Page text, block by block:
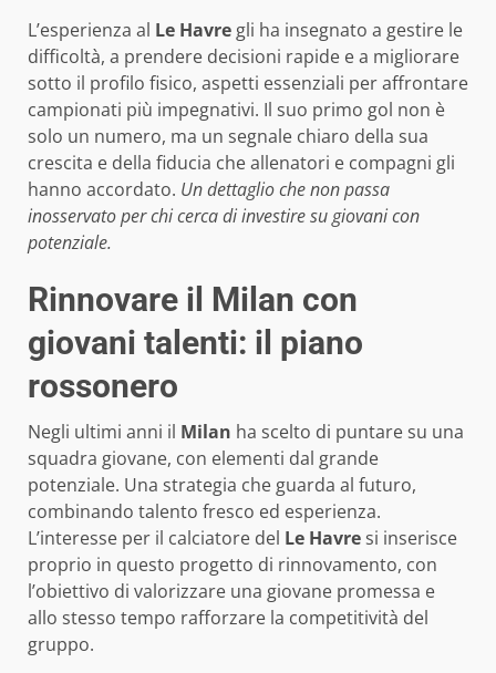
L’esperienza al Le Havre gli ha insegnato a gestire le
difficoltà, a prendere decisioni rapide e a migliorare
sotto il profilo fisico, aspetti essenziali per affrontare
campionati più impegnativi. Il suo primo gol non è
solo un numero, ma un segnale chiaro della sua
crescita e della fiducia che allenatori e compagni gli
hanno accordato. Un dettaglio che non passa
inosservato per chi cerca di investire su giovani con
potenziale.
Rinnovare il Milan con
giovani talenti: il piano
rossonero
Negli ultimi anni il Milan ha scelto di puntare su una
squadra giovane, con elementi dal grande
potenziale. Una strategia che guarda al futuro,
combinando talento fresco ed esperienza.
L’interesse per il calciatore del Le Havresi inserisce
proprio in questo progetto di rinnovamento, con
l’obiettivo di valorizzare una giovane promessa e
allo stesso tempo rafforzare la competitività del
gruppo.